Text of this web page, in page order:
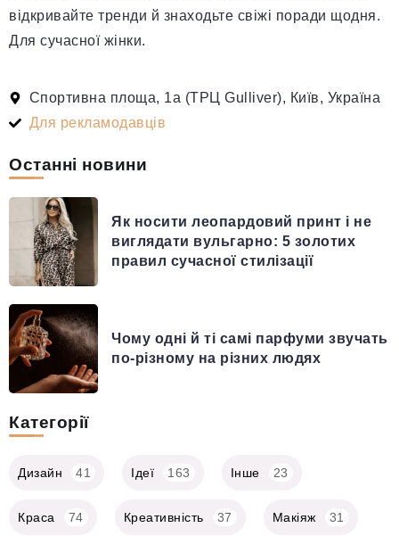
відкривайте тренди й знаходьте свіжі поради щодня.
Для сучасної жінки.
Спортивна площа, 1а (ТРЦ Gulliver), Київ, Україна
Для рекламодавців
Останні новини
Як носити леопардовий принт і не
виглядати вульгарно: 5 золотих
правил сучасної стилізації
Чому одні й ті самі парфуми звучать
по-різному на різних людях
Категорії
Дизайн 41 Ідеї 163 Інше 23
Краса 74 Креативність 37 Макіяж 31